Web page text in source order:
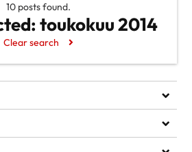
10 posts found.
toukokuu 2014
Clear search